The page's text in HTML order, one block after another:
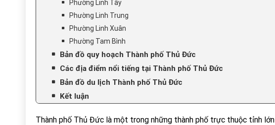
Phường Linh Tây
Phường Linh Trung
Phường Linh Xuân
Phường Tam Bình
Bản đồ quy hoạch Thành phố Thủ Đức
Các địa điểm nổi tiếng tại Thành phố Thủ Đức
Bản đồ du lịch Thành phố Thủ Đức
Kết luận
Thành phố Thủ Đức là một trong những thành phố trực thuộc tỉnh